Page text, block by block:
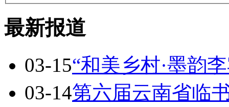
最新报道
03-15“和美乡村·墨韵
03-14第六届云南省临